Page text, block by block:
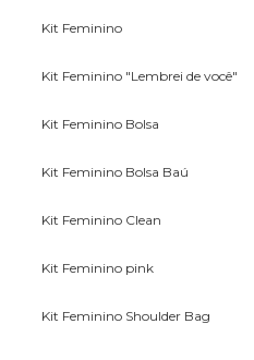
Kit Feminino
Kit Feminino "Lembrei de você"
Kit Feminino Bolsa
Kit Feminino Bolsa Baú
Kit Feminino Clean
Kit Feminino pink
Kit Feminino Shoulder Bag